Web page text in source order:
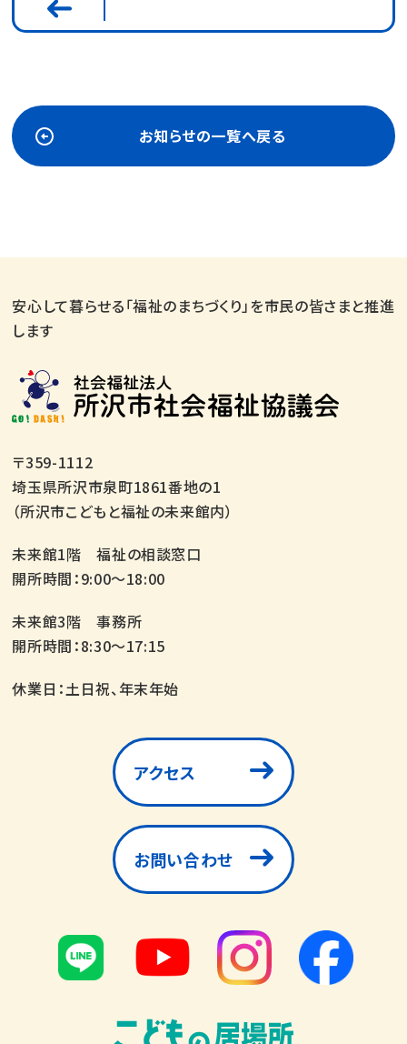
お知らせの一覧へ戻る
安心して暮らせる「福祉のまちづくり」を市民の皆さまと推進
します
〒359-1112
埼玉県所沢市泉町1861番地の1
（所沢市こどもと福祉の未来館内）
未来館1階 福祉の相談窓口
開所時間：9:00～18:00
未来館3階 事務所
開所時間：8:30～17:15
休業日：土日祝、年末年始
アクセス
お問い合わせ